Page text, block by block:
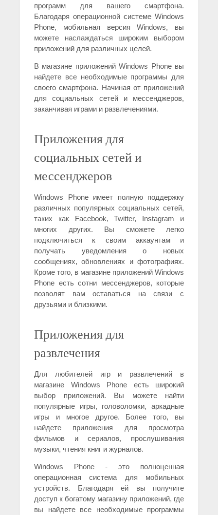
программ для вашего смартфона.
Благодаря операционной системе Windows
Phone, мобильная версия Windows, вы
можете наслаждаться широким выбором
приложений для различных целей.
В магазине приложений Windows Phone вы
найдете все необходимые программы для
своего смартфона. Начиная от приложений
для социальных сетей и мессенджеров,
заканчивая играми и развлечениями.
Приложения для
социальных сетей и
мессенджеров
Windows Phone имеет полную поддержку
различных популярных социальных сетей,
таких как Facebook, Twitter, Instagram и
многих других. Вы сможете легко
подключиться к своим аккаунтам и
получать уведомления о новых
сообщениях, обновлениях и фотографиях.
Кроме того, в магазине приложений Windows
Phone есть сотни мессенджеров, которые
позволят вам оставаться на связи с
друзьями и близкими.
Приложения для
развлечения
Для любителей игр и развлечений в
магазине Windows Phone есть широкий
выбор приложений. Вы можете найти
популярные игры, головоломки, аркадные
игры и многое другое. Более того, вы
найдете приложения для просмотра
фильмов и сериалов, прослушивания
музыки, чтения книг и журналов.
Windows Phone - это полноценная
операционная система для мобильных
устройств. Благодаря ей вы получите
доступ к богатому магазину приложений, где
вы найдете все необходимые программы